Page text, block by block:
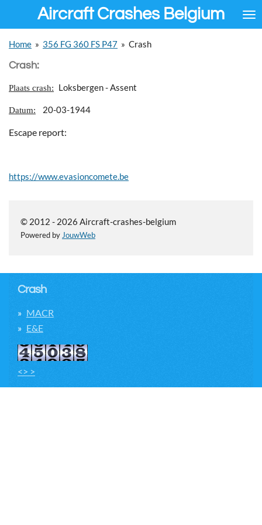
de
hoofdinhoud
Aircraft Crashes Belgium
Home » 356 FG 360 FS P47 » Crash
Crash:
Plaats crash: Loksbergen - Assent
Datum: 20-03-1944
Escape report:
https://www.evasioncomete.be
© 2012 - 2026 Aircraft-crashes-belgium
Powered by JouwWeb
Crash
MACR
E&E
<> >